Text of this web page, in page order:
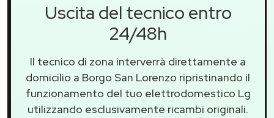
Uscita del tecnico entro
24/48h
Il tecnico di zona interverrà direttamente a
domicilio a Borgo San Lorenzo ripristinando il
funzionamento del tuo elettrodomestico Lg
utilizzando esclusivamente ricambi originali.